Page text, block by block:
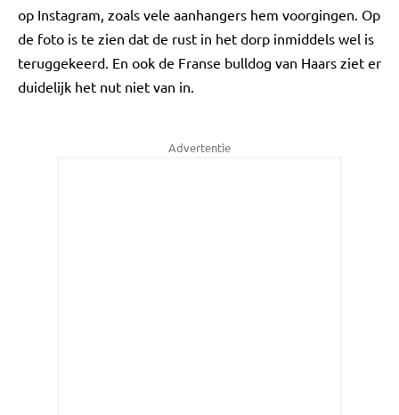
op Instagram, zoals vele aanhangers hem voorgingen. Op
de foto is te zien dat de rust in het dorp inmiddels wel is
teruggekeerd. En ook de Franse bulldog van Haars ziet er
duidelijk het nut niet van in.
Advertentie